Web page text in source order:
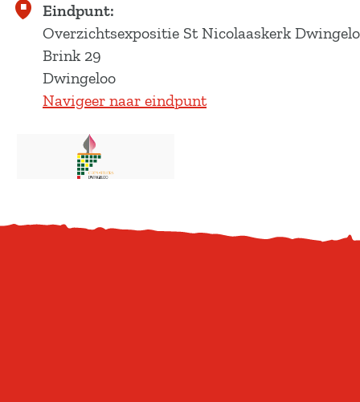
Eindpunt:
Overzichtsexpositie St Nicolaaskerk
Brink 29
Dwingeloo
Navigeer naar eindpunt